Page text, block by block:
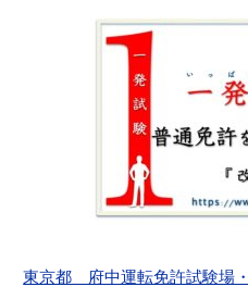
東京都 府中運転免許試験場